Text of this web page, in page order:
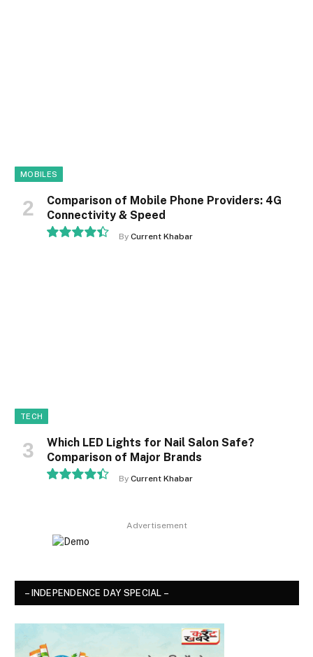
MOBILES
Comparison of Mobile Phone Providers: 4G
Connectivity & Speed
By Current Khabar
TECH
Which LED Lights for Nail Salon Safe?
Comparison of Major Brands
By Current Khabar
Advertisement
– INDEPENDENCE DAY SPECIAL –